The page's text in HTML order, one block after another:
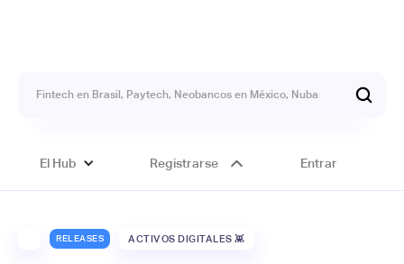
El Hub Registrarse Entrar
RELEASES ACTIVOS DIGITALES 👾